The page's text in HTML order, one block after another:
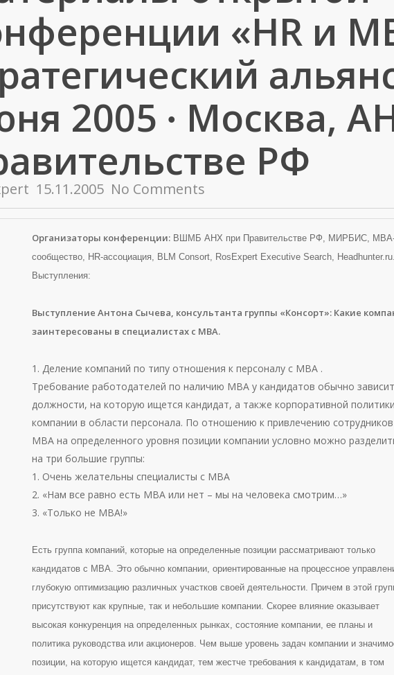
«HR и
2005 ∙ Москва,
РФ
15.11.2005 No Comments
Организаторы конференции:ВШМБ АНХ при Правительстве РФ, МИРБИС,
сообщество, HR-ассоциация, BLM Consort, RosExpert Executive Search, Headhunter.ru.
Выступления:
Выступление Антона Сычева, консультанта группы «Консорт»: Какие
заинтересованы в специалистах с МВА.
1. Деление компаний по типу отношения к персоналу с МВА .
Требование работодателей по наличию МВА у кандидатов обычно
должности, на которую ищется кандидат, а также корпоративной политики
компании в области персонала. По отношению к привлечению
МВА на определенного уровня позиции компании условно можно
на три большие группы:
1. Очень желательны специалисты с МВА
2. «Нам все равно есть МВА или нет – мы на человека смотрим…»
3. «Только не МВА!»
Есть группа компаний, которые на определенные позиции рассматривают только
кандидатов с МВА. Это обычно компании, ориентированные на процессное
глубокую оптимизацию различных участков своей деятельности. Причем в этой
присутствуют как крупные, так и небольшие компании. Скорее влияние оказывает
высокая конкуренция на определенных рынках, состояние компании, ее планы и
политика руководства или акционеров. Чем выше уровень задач компании и
позиции, на которую ищется кандидат, тем жестче требования к кандидатам, в том